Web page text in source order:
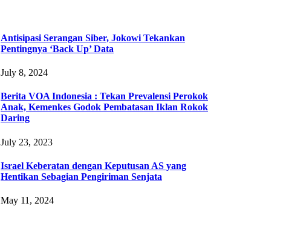
Antisipasi Serangan Siber, Jokowi Tekankan
Pentingnya ‘Back Up’ Data
July 8, 2024
Berita VOA Indonesia : Tekan Prevalensi Perokok
Anak, Kemenkes Godok Pembatasan Iklan Rokok
Daring
July 23, 2023
Israel Keberatan dengan Keputusan AS yang
Hentikan Sebagian Pengiriman Senjata
May 11, 2024